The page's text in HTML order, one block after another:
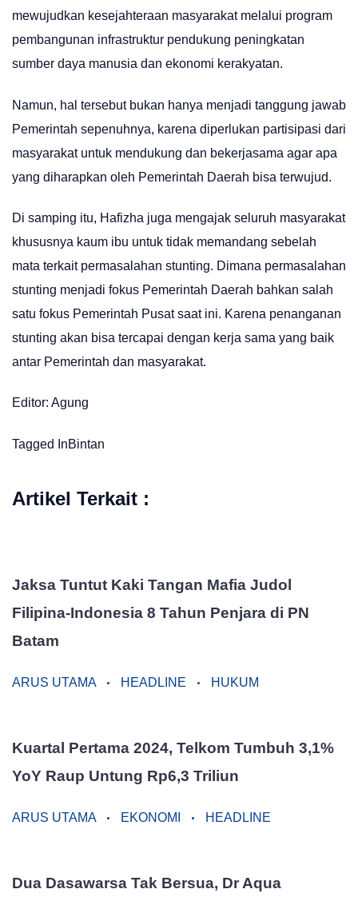
mewujudkan kesejahteraan masyarakat melalui program
pembangunan infrastruktur pendukung peningkatan
sumber daya manusia dan ekonomi kerakyatan.
Namun, hal tersebut bukan hanya menjadi tanggung jawab
Pemerintah sepenuhnya, karena diperlukan partisipasi dari
masyarakat untuk mendukung dan bekerjasama agar apa
yang diharapkan oleh Pemerintah Daerah bisa terwujud.
Di samping itu, Hafizha juga mengajak seluruh masyarakat
khususnya kaum ibu untuk tidak memandang sebelah
mata terkait permasalahan stunting. Dimana permasalahan
stunting menjadi fokus Pemerintah Daerah bahkan salah
satu fokus Pemerintah Pusat saat ini. Karena penanganan
stunting akan bisa tercapai dengan kerja sama yang baik
antar Pemerintah dan masyarakat.
Editor: Agung
Tagged InBintan
Artikel Terkait :
Jaksa Tuntut Kaki Tangan Mafia Judol
Filipina-Indonesia 8 Tahun Penjara di PN
Batam
ARUS UTAMA HEADLINE HUKUM
Kuartal Pertama 2024, Telkom Tumbuh 3,1%
YoY Raup Untung Rp6,3 Triliun
ARUS UTAMA EKONOMI HEADLINE
Dua Dasawarsa Tak Bersua, Dr Aqua